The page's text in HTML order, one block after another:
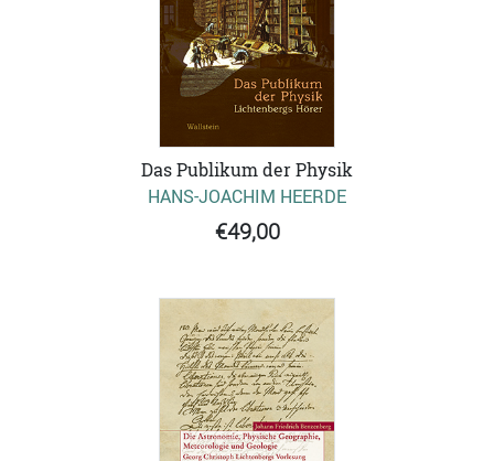
Das Publikum der Physik
HANS-JOACHIM HEERDE
€49,00